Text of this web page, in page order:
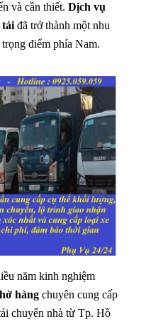
và cần thiết. Dịch vụ
tải đã trở thành một nhu
điểm phía Nam.
năm kinh nghiệm
hàng chuyên cung cấp
chuyển nhà từ Tp. Hồ